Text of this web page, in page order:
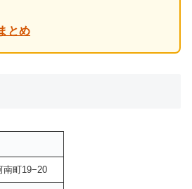
とめ
南町19−20